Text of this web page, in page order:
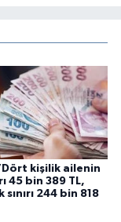
kişilik ailenin
45 bin 389 TL,
244 bin 818